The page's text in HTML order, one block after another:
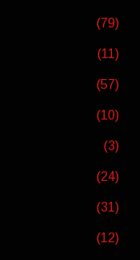
(79)
(11)
(57)
(10)
(3)
(24)
(31)
(12)